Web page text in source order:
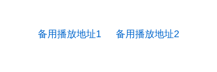
备用播放地址1 备用播放地址2